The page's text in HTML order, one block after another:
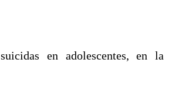
en adolescentes, en la